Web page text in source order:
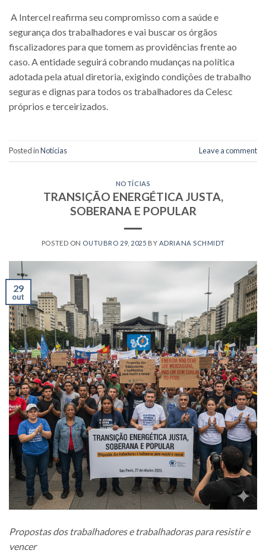
A Intercel reafirma seu compromisso com a saúde e
segurança dos trabalhadores e vai buscar os órgãos
fiscalizadores para que tomem as providências frente ao
caso. A entidade seguirá cobrando mudanças na política
adotada pela atual diretoria, exigindo condições de trabalho
seguras e dignas para todos os trabalhadores da Celesc
próprios e terceirizados.
Posted inNotícias Leave a comment
NOTÍCIAS
TRANSIÇÃO ENERGÉTICA JUSTA,
SOBERANA E POPULAR
POSTED ON OUTUBRO 29, 2025 BY ADRIANA SCHMIDT
29
out
Propostas dos trabalhadores e trabalhadoras para resistir e
vencer